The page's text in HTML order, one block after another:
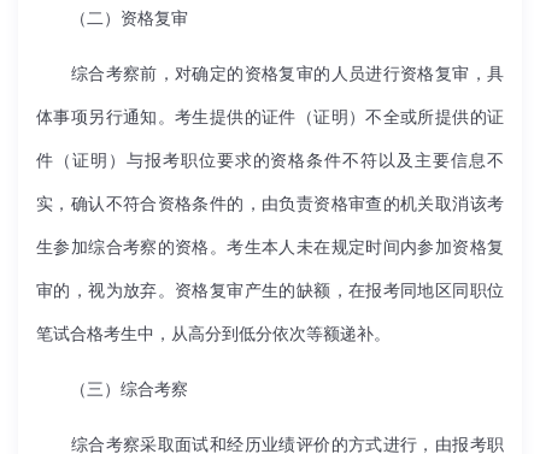
（二）资格复审
综合考察前，对确定的资格复审的人员进行资格复审，具
体事项另行通知。考生提供的证件（证明）不全或所提供的证
件（证明）与报考职位要求的资格条件不符以及主要信息不
实，确认不符合资格条件的，由负责资格审查的机关取消该考
生参加综合考察的资格。考生本人未在规定时间内参加资格复
审的，视为放弃。资格复审产生的缺额，在报考同地区同职位
笔试合格考生中，从高分到低分依次等额递补。
（三）综合考察
综合考察采取面试和经历业绩评价的方式进行，由报考职